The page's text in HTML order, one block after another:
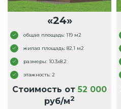
«24»
общая площадь: 119 м2
жилая площадь: 82.1 м2
размеры: 10.3x8.2
этажность: 2
Стоимость от 52 000
руб/м2